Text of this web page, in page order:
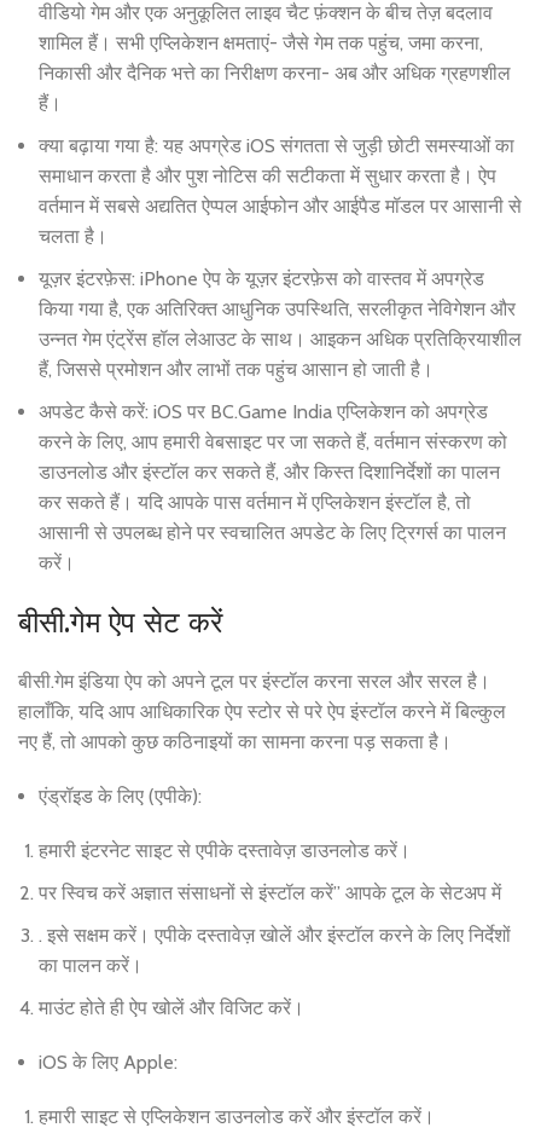
वीडियो गेम और एक अनुकूलित लाइव चैट फ़ंक्शन के बीच तेज़ बदलाव
शामिल हैं। सभी एप्लिकेशन क्षमताएं- जैसे गेम तक पहुंच, जमा करना,
निकासी और दैनिक भत्ते का निरीक्षण करना- अब और अधिक ग्रहणशील
हैं।
क्या बढ़ाया गया है: यह अपग्रेड iOS संगतता से जुड़ी छोटी समस्याओं का
समाधान करता है और पुश नोटिस की सटीकता में सुधार करता है। ऐप
वर्तमान में सबसे अद्यतित ऐप्पल आईफोन और आईपैड मॉडल पर आसानी से
चलता है।
यूज़र इंटरफ़ेस: iPhone ऐप के यूज़र इंटरफ़ेस को वास्तव में अपग्रेड
किया गया है, एक अतिरिक्त आधुनिक उपस्थिति, सरलीकृत नेविगेशन और
उन्नत गेम एंट्रेंस हॉल लेआउट के साथ। आइकन अधिक प्रतिक्रियाशील
हैं, जिससे प्रमोशन और लाभों तक पहुंच आसान हो जाती है।
अपडेट कैसे करें: iOS पर BC.Game India एप्लिकेशन को अपग्रेड
करने के लिए, आप हमारी वेबसाइट पर जा सकते हैं, वर्तमान संस्करण को
डाउनलोड और इंस्टॉल कर सकते हैं, और किस्त दिशानिर्देशों का पालन
कर सकते हैं। यदि आपके पास वर्तमान में एप्लिकेशन इंस्टॉल है, तो
आसानी से उपलब्ध होने पर स्वचालित अपडेट के लिए ट्रिगर्स का पालन
करें।
बीसी.गेम ऐप सेट करें
बीसी.गेम इंडिया ऐप को अपने टूल पर इंस्टॉल करना सरल और सरल है।
हालाँकि, यदि आप आधिकारिक ऐप स्टोर से परे ऐप इंस्टॉल करने में बिल्कुल
नए हैं, तो आपको कुछ कठिनाइयों का सामना करना पड़ सकता है।
एंड्रॉइड के लिए (एपीके):
हमारी इंटरनेट साइट से एपीके दस्तावेज़ डाउनलोड करें।
पर स्विच करें अज्ञात संसाधनों से इंस्टॉल करें” आपके टूल के सेटअप में
. इसे सक्षम करें। एपीके दस्तावेज़ खोलें और इंस्टॉल करने के लिए निर्देशों
का पालन करें।
माउंट होते ही ऐप खोलें और विजिट करें।
iOS के लिए Apple:
हमारी साइट से एप्लिकेशन डाउनलोड करें और इंस्टॉल करें।